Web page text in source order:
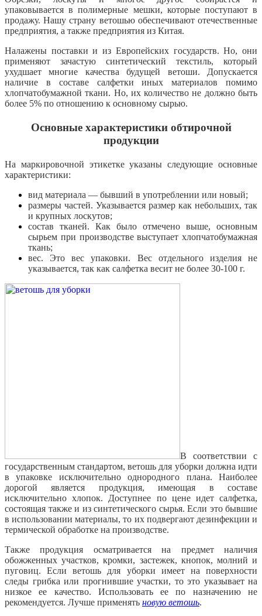
упаковывается в полимерные мешки, которые поступают в
продажу. Нашу страну ветошью обеспечивают отечественные
предприятия, а также предприятия из Китая.
Налажены поставки и из Европейских государств. Но, они
применяют зачастую синтетический текстиль, который
ухудшает многие качества будущей ветоши. Допускается
наличие в составе салфетки иных материалов помимо
хлопчатобумажной ткани. Но, их количество не должно быть
более 5% по отношению к основному сырью.
Основные характеристики обтирочной
продукции
На маркировочной этикетке указаны следующие основные
характеристики:
вид материала — бывший в употреблении или новый;
размеры частей. Указывается размер как небольших, так
и крупных лоскутов;
состав тканей. Как было отмечено выше, основным
сырьем при производстве выступает хлопчатобумажная
ткань;
вес. Это вес упаковки. Вес отдельного изделия не
указывается, так как салфетка весит не более 30-100 г.
В соответствии с
государственным стандартом, ветошь для уборки должна идти
в упаковке исключительно однородного плана. Наиболее
дорогой является продукция, имеющая в составе
исключительно хлопок. Доступнее по цене идет салфетка,
состоящая также и из синтетического сырья. Если это бывшие
в использовании материалы, то их подвергают дезинфекции и
термической обработке на производстве.
Также продукция осматривается на предмет наличия
обожженных участков, кромки, застежек, кнопок, молний и
пуговиц. Если ветошь для уборки имеет на поверхности
следы грибка или прогнившие участки, то это указывает на
низкое ее качество. Использовать ее по назначению не
рекомендуется. Лучше применять новую ветошь.